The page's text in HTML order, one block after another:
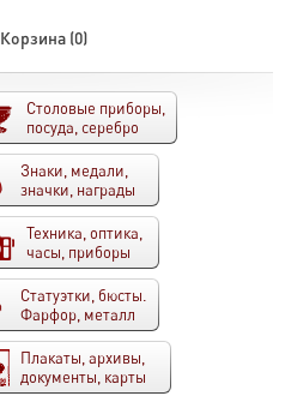
Корзина (0)
Столовые приборы,
посуда, серебро
Знаки, медали,
значки, награды
Техника, оптика,
часы, приборы
Статуэтки, бюсты.
Фарфор, металл
Плакаты, архивы,
документы, карты